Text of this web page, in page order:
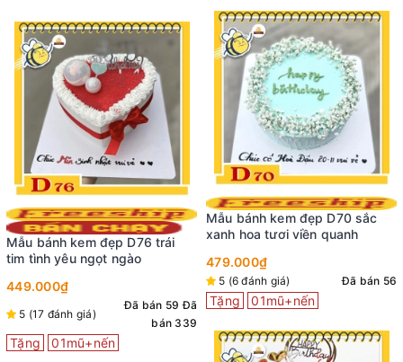
Mẫu bánh kem đẹp D76 trái
tim tình yêu ngọt ngào
449.000₫
5 (17 đánh giá)
Đã bán 59 Đã
bán 339
Tặng 01mũ+nến
Mẫu bánh kem đẹp D70 sắc
xanh hoa tươi viền quanh
479.000₫
5 (6 đánh giá) Đã bán 56
Tặng 01mũ+nến